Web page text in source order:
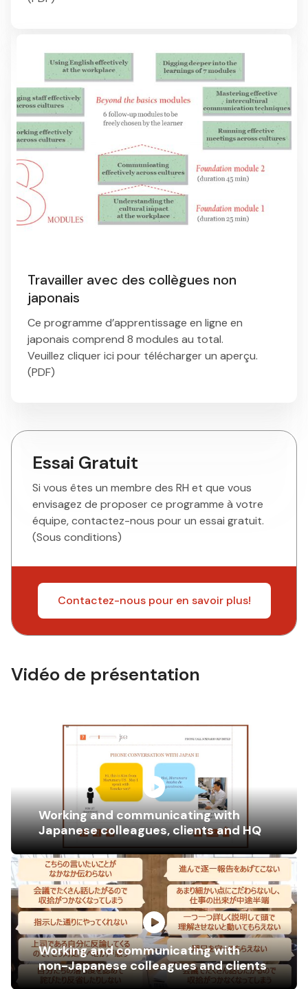
Travailler avec des collègues non
japonais
Ce programme d’apprentissage en ligne en
japonais comprend 8 modules au total.
Veuillez cliquer ici pour télécharger un aperçu.
(PDF)
Essai Gratuit
Si vous êtes un membre des RH et que vous
envisagez de proposer ce programme à votre
équipe, contactez-nous pour un essai gratuit.
(Sous conditions)
Contactez-nous pour en savoir plus!
Vidéo de présentation
Working and communicating with
Japanese colleagues, clients and HQ
Working and communicating with
non-Japanese colleagues and clients